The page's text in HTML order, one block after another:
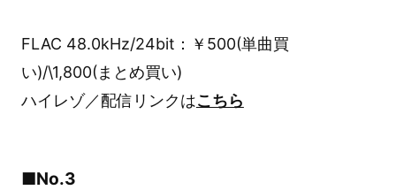
FLAC 48.0kHz/24bit：￥500(単曲買
い)/\1,800(まとめ買い)
ハイレゾ／配信リンクはこちら
■No.3